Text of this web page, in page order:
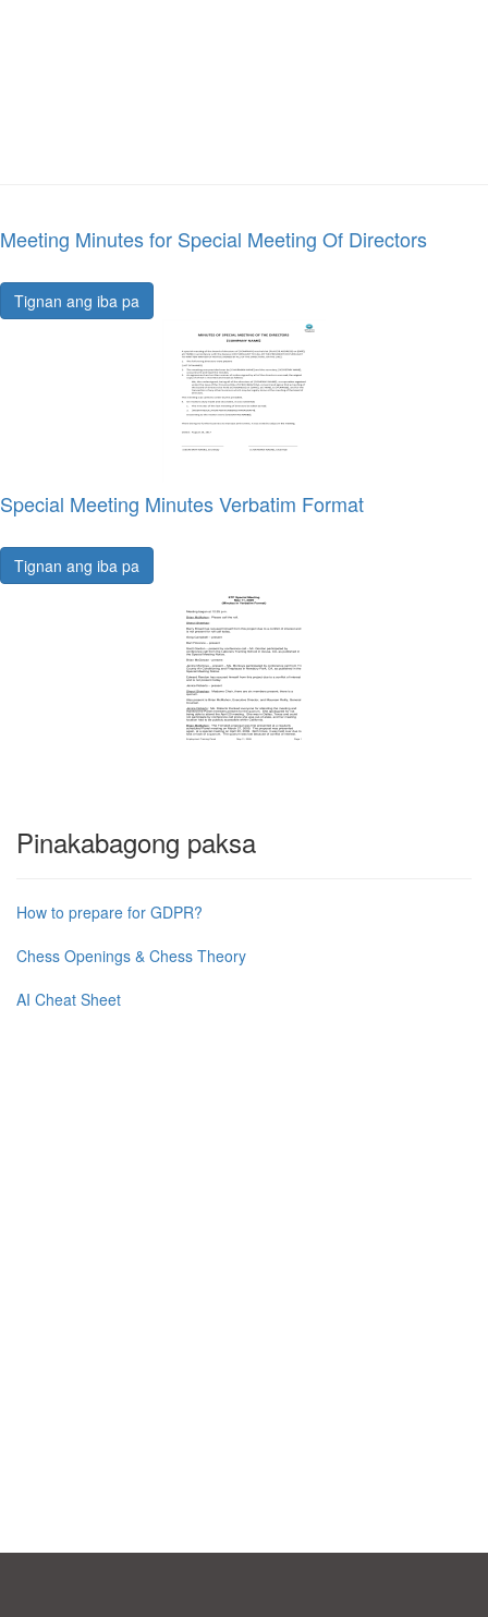
Meeting Minutes for Special Meeting Of Directors
Tignan ang iba pa
Special Meeting Minutes Verbatim Format
Tignan ang iba pa
Pinakabagong paksa
How to prepare for GDPR?
Chess Openings & Chess Theory
AI Cheat Sheet